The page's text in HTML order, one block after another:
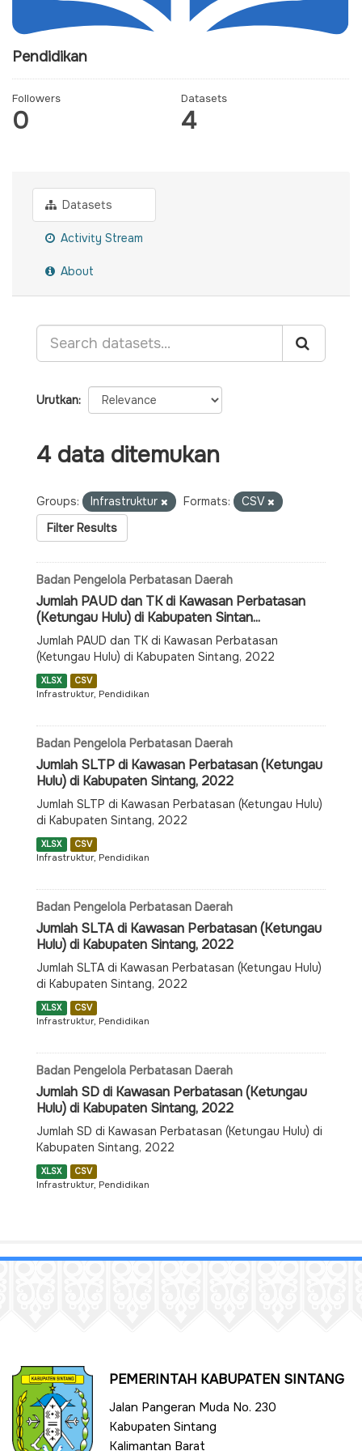
Pendidikan
Followers
0
Datasets
4
Datasets
Activity Stream
About
Urutkan
4 data ditemukan
Groups: Infrastruktur Formats:
CSV
Filter Results
Badan Pengelola Perbatasan Daerah
Jumlah PAUD dan TK di Kawasan Perbatasan
(Ketungau Hulu) di Kabupaten Sintan...
Jumlah PAUD dan TK di Kawasan Perbatasan
(Ketungau Hulu) di Kabupaten Sintang, 2022
XLSX CSV
Infrastruktur, Pendidikan
Badan Pengelola Perbatasan Daerah
Jumlah SLTP di Kawasan Perbatasan (Ketungau
Hulu) di Kabupaten Sintang, 2022
Jumlah SLTP di Kawasan Perbatasan (Ketungau Hulu)
di Kabupaten Sintang, 2022
XLSX CSV
Infrastruktur, Pendidikan
Badan Pengelola Perbatasan Daerah
Jumlah SLTA di Kawasan Perbatasan (Ketungau
Hulu) di Kabupaten Sintang, 2022
Jumlah SLTA di Kawasan Perbatasan (Ketungau Hulu)
di Kabupaten Sintang, 2022
XLSX CSV
Infrastruktur, Pendidikan
Badan Pengelola Perbatasan Daerah
Jumlah SD di Kawasan Perbatasan (Ketungau
Hulu) di Kabupaten Sintang, 2022
Jumlah SD di Kawasan Perbatasan (Ketungau Hulu) di
Kabupaten Sintang, 2022
XLSX CSV
Infrastruktur, Pendidikan
PEMERINTAH KABUPATEN SINTANG
Jalan Pangeran Muda No. 230
Kabupaten Sintang
Kalimantan Barat